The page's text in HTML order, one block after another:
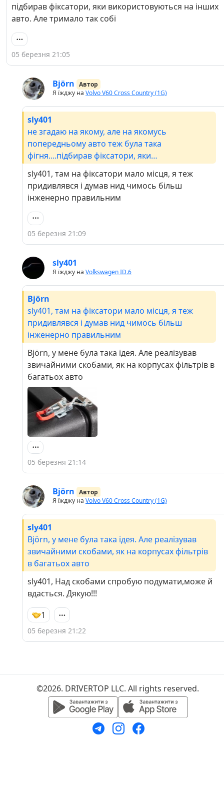
підбирав фіксатори, яки використовуються на інших
авто. Але тримало так собі
05 березня 21:05
Björn Автор
Я їжджу на Volvo V60 Cross Country (1G)
sly401
не згадаю на якому, але на якомусь
попередньому авто теж була така
фігня....підбирав фіксатори, яки
використовуються на інших авто. Але тримало
так собі
sly401, там на фіксатори мало місця, я теж
придивлявся і думав нид чимось більш
інженерно правильним
05 березня 21:09
sly401
Я їжджу на Volkswagen ID.6
Björn
sly401, там на фіксатори мало місця, я теж
придивлявся і думав нид чимось більш
інженерно правильним
Björn, у мене була така ідея. Але реалізував
звичайними скобами, як на корпусах фільтрів в
багатьох авто
05 березня 21:14
Björn Автор
Я їжджу на Volvo V60 Cross Country (1G)
sly401
Björn, у мене була така ідея. Але реалізував
звичайними скобами, як на корпусах фільтрів
в багатьох авто
sly401, Над скобами спробую подумати,може й
вдасться. Дякую!!!
1
05 березня 21:22
©2026. DRIVERTOP LLC. All rights reserved.